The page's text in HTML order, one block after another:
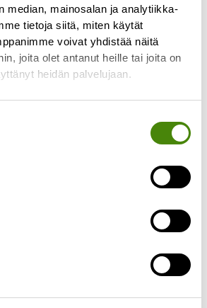
median, mainosalan ja analytiikka-
tietoja siitä, miten käytät
voivat yhdistää näitä
joita olet antanut heille tai joita on
heidän palvelujaan.
Kalajoen, Merijärven,
alueen jätekuljetusten
toukokuun 2026 alussa.
muuttuvat